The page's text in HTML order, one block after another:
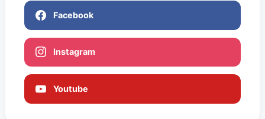
Facebook
Instagram
Youtube